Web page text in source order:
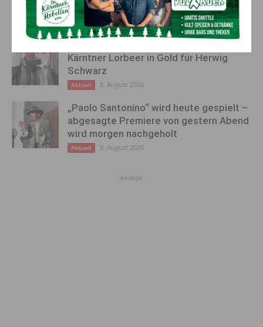
Aktuell 8. August 2026
Kärntner Lorbeer in Gold für Herwig
Schwarz
Aktuell 8. August 2026
„Paolo Santonino“ wird heute gespielt –
abgesagte Premiere von gestern Abend
wird morgen nachgeholt
Aktuell 8. August 2026
Anzeige